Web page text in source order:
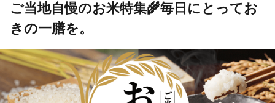
ご当地自慢のお米特集🌾毎日にとってお
きの一膳を。